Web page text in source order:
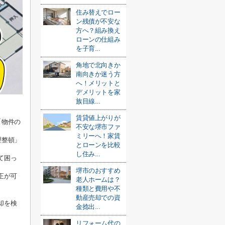
物件の
頓」
困っ
が可
を検
住み替えでロー
ン残債が不安な
方へ？組み換え
ローンの仕組み
を子育...
角地で北向きか
南向きか迷う方
へ！メリットと
デメリットを家
族目線...
賃貸値上がりが
不安な堺市ファ
ミリーへ！家賃
とローンを比較
し住み...
堺市のおすすめ
老人ホームは？
種類と費用や不
動産売却での資
金捻出...
リフォーム代の